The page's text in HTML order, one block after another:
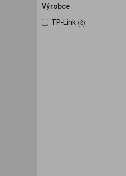
Výrobce
TP-Link (3)